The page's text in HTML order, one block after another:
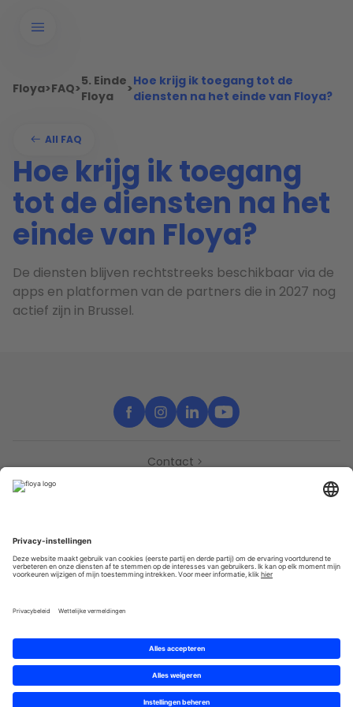
Floya>FAQ>5. Einde
Floya
>Hoe krijg ik toegang tot de
diensten na het einde van Floya?
All FAQ
Hoe krijg ik toegang
tot de diensten na het
einde van Floya?
De diensten blijven rechtstreeks beschikbaar via de
apps en platformen van de partners die in 2027 nog
actief zijn in Brussel.
Contact
Partners
Privacy Algemene gebruik­svoor­waarden
© 2025 Brought to you with
by STIB-MIVB and Brussels Mobility